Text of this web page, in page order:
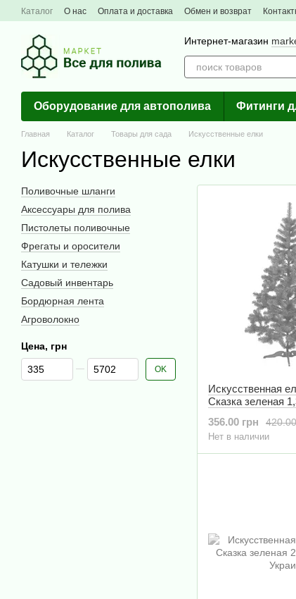
Перейти к основному контенту
Каталог О нас Оплата и доставка Обмен и возврат
Интернет-магазин
Оборудование для автополива Фитинги
Главная Каталог Товары для сада Искусcтвенные елки
Искусcтвенные елки
Искусственная
Сказка зеленая
356.00 грн
Нет в наличии
Поливочные шланги
Аксессуары для полива
Пистолеты поливочные
Фрегаты и оросители
Катушки и тележки
Садовый инвентарь
Бордюрная лента
Агроволокно
Цена, грн
От Цена, грн
До Цена, грн OK